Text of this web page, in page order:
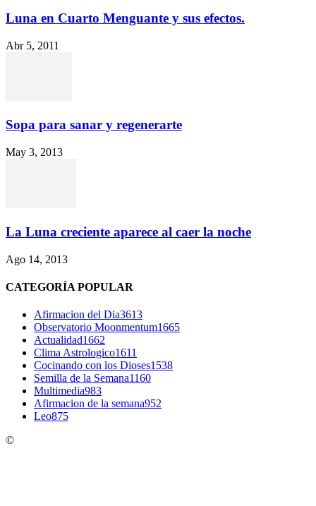
Luna en Cuarto Menguante y sus efectos.
Abr 5, 2011
Sopa para sanar y regenerarte
May 3, 2013
La Luna creciente aparece al caer la noche
Ago 14, 2013
CATEGORÍA POPULAR
Afirmacion del Dia3613
Observatorio Moonmentum1665
Actualidad1662
Clima Astrologico1611
Cocinando con los Dioses1538
Semilla de la Semana1160
Multimedia983
Afirmacion de la semana952
Leo875
©